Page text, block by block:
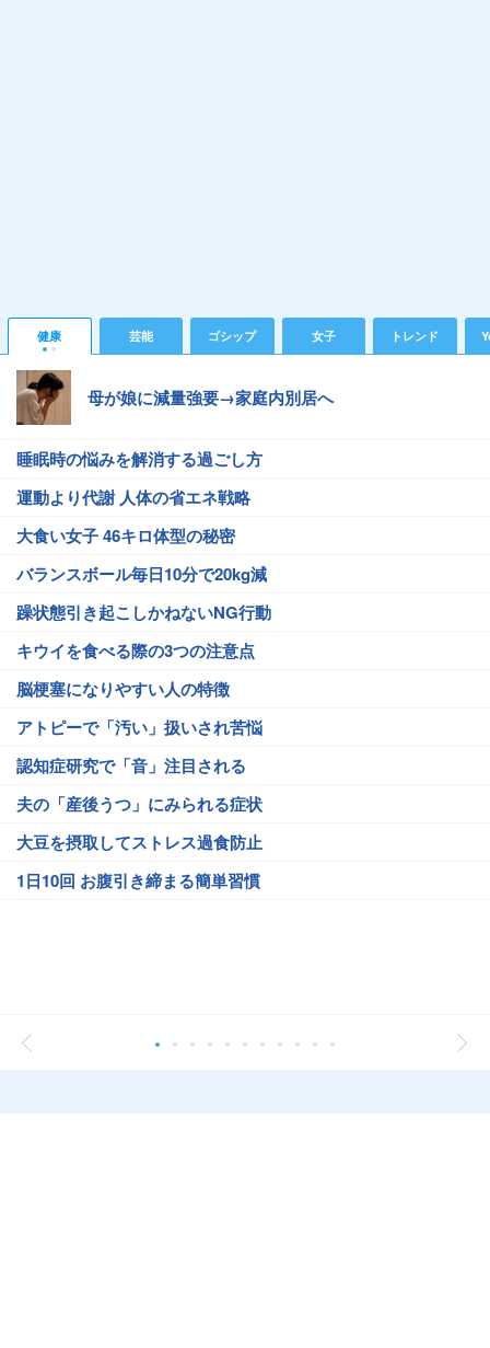
健康 芸能 ゴシップ 女子 トレンド
母が娘に減量強要→家庭内別居へ
睡眠時の悩みを解消する過ごし方
運動より代謝 人体の省エネ戦略
大食い女子 46キロ体型の秘密
バランスボール毎日10分で20kg減
躁状態引き起こしかねないNG行動
キウイを食べる際の3つの注意点
脳梗塞になりやすい人の特徴
アトピーで「汚い」扱いされ苦悩
認知症研究で「音」注目される
夫の「産後うつ」にみられる症状
大豆を摂取してストレス過食防止
1日10回 お腹引き締まる簡単習慣